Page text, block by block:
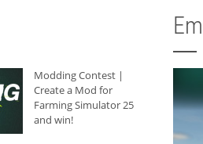
Modding Contest |
Create a Mod for
Farming Simulator 25
and win!